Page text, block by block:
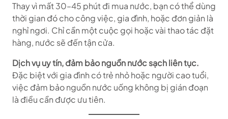
Thay vì mất 30–45 phút đi mua nước, bạn có thể dùng
thời gian đó cho công việc, gia đình, hoặc đơn giản là
nghỉ ngơi. Chỉ cần một cuộc gọi hoặc vài thao tác đặt
hàng, nước sẽ đến tận cửa.
Dịch vụ uy tín, đảm bảo nguồn nước sạch liên tục.
Đặc biệt với gia đình có trẻ nhỏ hoặc người cao tuổi,
việc đảm bảo nguồn nước uống không bị gián đoạn
là điều cần được ưu tiên.